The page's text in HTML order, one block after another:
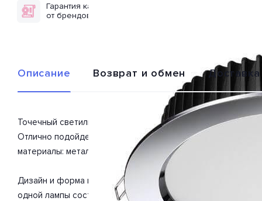
Гарантия качества
от брендов
Описание Возврат и обмен Доставка
Точечный светильник 358305 из серии «Spot» от
Отлично подойдет для такого типа помещений, как
материалы: металл.
Дизайн и форма плафона округлый. Направление
одной лампы составляет 20 Вт. Напряжение 220-240